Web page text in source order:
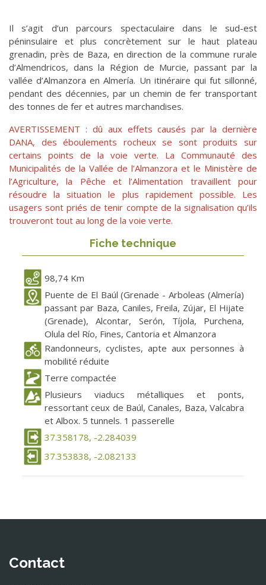
Il s’agit d’un parcours spectaculaire dans le sud-est
péninsulaire et plus concrètement sur le haut plateau
grenadin, près de Baza, en direction de la commune rurale
d’Almendricos, dans la Région de Murcie, passant par la
vallée d’Almanzora en Almería. Un itinéraire qui fut sillonné,
pendant des décennies, par un chemin de fer transportant
des tonnes de fer et autres marchandises.
AVERTISSEMENT : dû aux effets causés par la dernière
DANA, des éboulements rocheux se sont produits sur
certains points de la voie verte. La Communauté des
Municipalités de la Vallée de l’Almanzora et le Ministère de
l’Agriculture, la Pêche et l’Alimentation travaillent pour
résoudre la situation le plus rapidement possible. Les
usagers sont priés de tenir compte de la signalisation qu’ils
trouveront tout au long de la voie verte.
Fiche technique
98,74 Km
Puente de El Baúl (Grenade - Arboleas (Almería)
passant par Baza, Caniles, Freila, Zújar, El Hijate
(Grenade), Alcontar, Serón, Tíjola, Purchena,
Olula del Río, Fines, Cantoria et Almanzora
Randonneurs, cyclistes, apte aux personnes à
mobilité réduite
Terre compactée
Plusieurs viaducs métalliques et ponts,
ressortant ceux de Baúl, Canales, Baza, Valcabra
et Albox. 5 tunnels. 1 passerelle
37.358178, -2.284039
37.353838, -2.082133
Contact